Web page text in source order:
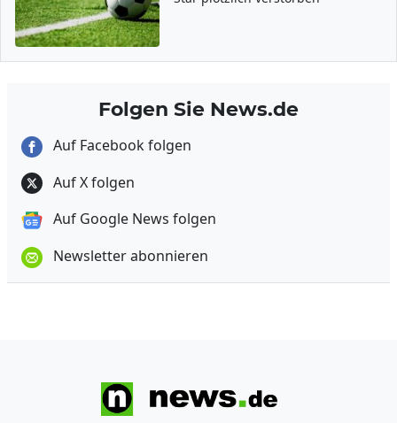
Folgen Sie News.de
Auf Facebook folgen
Auf X folgen
Auf Google News folgen
Newsletter abonnieren